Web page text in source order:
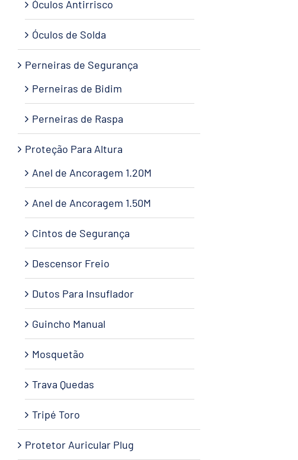
Óculos Antirrisco
Óculos de Solda
Perneiras de Segurança
Perneiras de Bidim
Perneiras de Raspa
Proteção Para Altura
Anel de Ancoragem 1.20M
Anel de Ancoragem 1.50M
Cintos de Segurança
Descensor Freio
Dutos Para Insuflador
Guincho Manual
Mosquetão
Trava Quedas
Tripé Toro
Protetor Auricular Plug